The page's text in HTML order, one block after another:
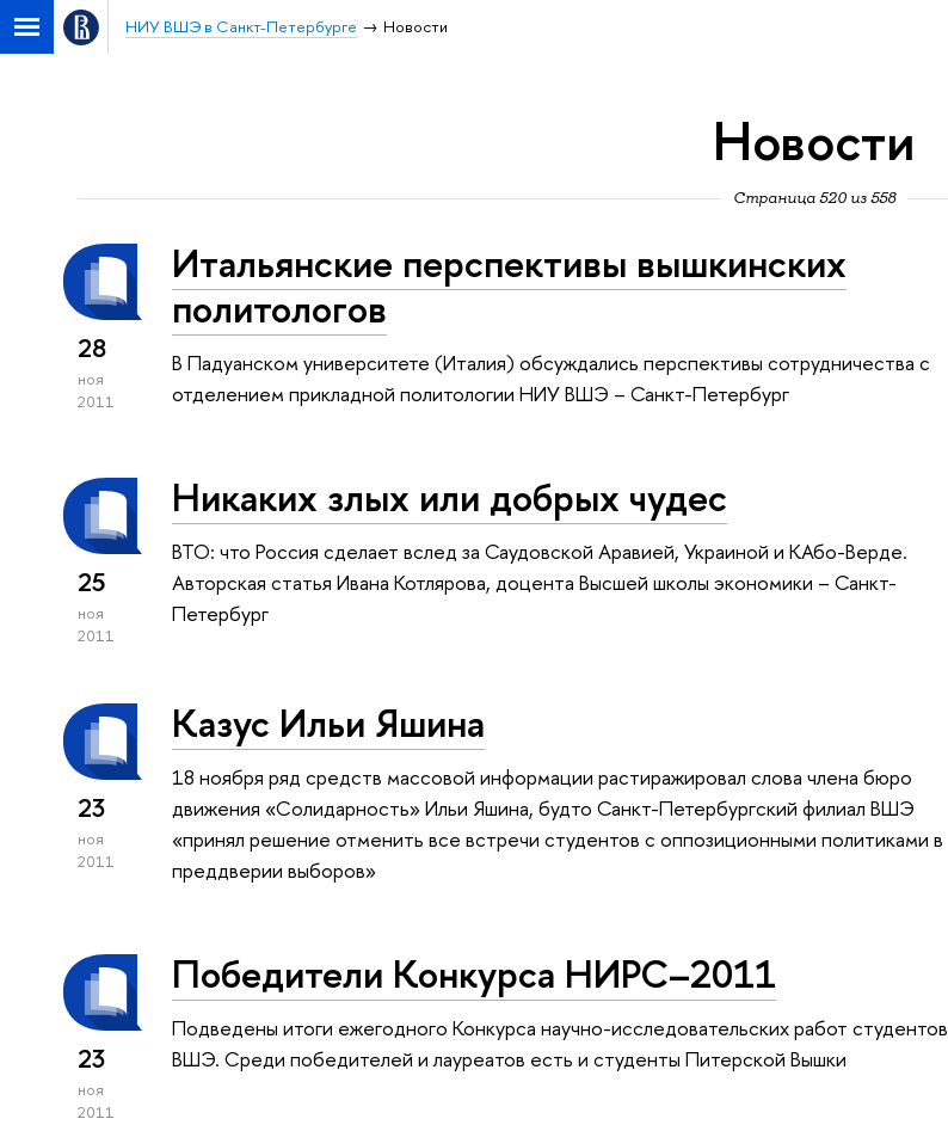
НИУ ВШЭ в Санкт-Петербурге Новости
Новости
Страница 520 из 558
28
ноя
2011
Итальянские перспективы вышкинских
политологов
В Падуанском университете (Италия) обсуждались перспективы сотрудничества с
отделением прикладной политологии НИУ ВШЭ – Санкт-Петербург
25
ноя
2011
Никаких злых или добрых чудес
ВТО: что Россия сделает вслед за Саудовской Аравией, Украиной и КАбо-Верде.
Авторская статья Ивана Котлярова, доцента Высшей школы экономики – Санкт-
Петербург
23
ноя
2011
Казус Ильи Яшина
18 ноября ряд средств массовой информации растиражировал слова члена бюро
движения «Солидарность» Ильи Яшина, будто Санкт-Петербургский филиал ВШЭ
«принял решение отменить все встречи студентов с оппозиционными политиками в
преддверии выборов»
23
ноя
2011
Победители Конкурса НИРС–2011
Подведены итоги ежегодного Конкурса научно-исследовательских работ студентов
ВШЭ. Среди победителей и лауреатов есть и студенты Питерской Вышки